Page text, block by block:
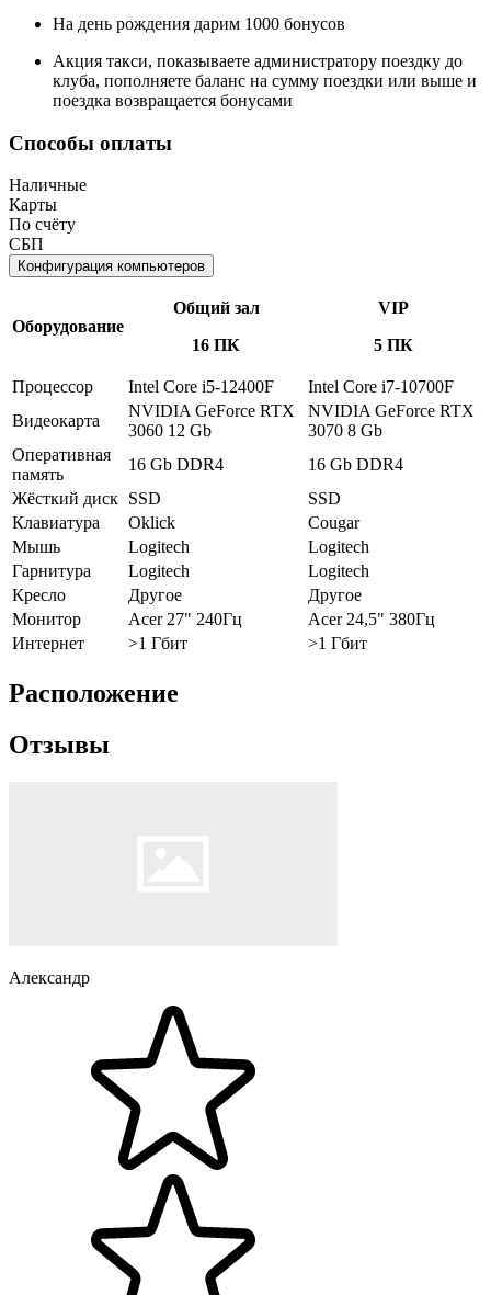
На день рождения дарим 1000 бонусов
Акция такси, показываете администратору поездку до
клуба, пополняете баланс на сумму поездки или выше и
поездка возвращается бонусами
Способы оплаты
Наличные
Карты
По счёту
СБП
Конфигурация компьютеров
Оборудование
Общий зал
16 ПК
VIP
5 ПК
Процессор Intel Core i5-12400F
Intel Core i7-10700F
Видеокарта
NVIDIA GeForce RTX
3060 12 Gb
NVIDIA GeForce RTX
3070 8 Gb
Оперативная
память
16 Gb DDR4
16 Gb DDR4
Жёсткий диск SSD
SSD
Клавиатура
Oklick
Cougar
Мышь
Logitech
Logitech
Гарнитура
Logitech
Logitech
Кресло
Другое
Другое
Монитор
Acer 27" 240Гц
Acer 24,5" 380Гц
Интернет
>1 Гбит >1 Гбит
Расположение
Отзывы
Александр